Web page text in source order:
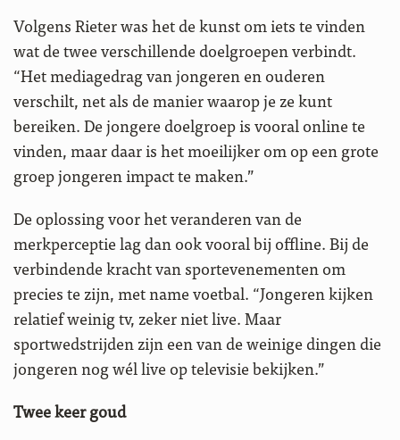
Volgens Rieter was het de kunst om iets te vinden
wat de twee verschillende doelgroepen verbindt.
“Het mediagedrag van jongeren en ouderen
verschilt, net als de manier waarop je ze kunt
bereiken. De jongere doelgroep is vooral online te
vinden, maar daar is het moeilijker om op een grote
groep jongeren impact te maken.”
De oplossing voor het veranderen van de
merkperceptie lag dan ook vooral bij offline. Bij de
verbindende kracht van sportevenementen om
precies te zijn, met name voetbal. “Jongeren kijken
relatief weinig tv, zeker niet live. Maar
sportwedstrijden zijn een van de weinige dingen die
jongeren nog wél live op televisie bekijken.”
Twee keer goud